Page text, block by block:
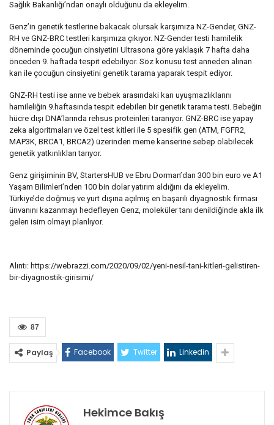
Sağlık Bakanlığı’ndan onaylı olduğunu da ekleyelim.
Genz’in genetik testlerine bakacak olursak karşımıza NZ-Gender, GNZ-
RH ve GNZ-BRC testleri karşımıza çıkıyor. NZ-Gender testi hamilelik
döneminde çocuğun cinsiyetini Ultrasona göre yaklaşık 7 hafta daha
önceden 9. haftada tespit edebiliyor. Söz konusu test anneden alınan
kan ile çocuğun cinsiyetini genetik tarama yaparak tespit ediyor.
GNZ-RH testi ise anne ve bebek arasındaki kan uyuşmazlıklarını
hamileliğin 9.haftasında tespit edebilen bir genetik tarama testi. Bebeğin
hücre dışı DNA’larında rehsus proteinleri taranıyor. GNZ-BRC ise yapay
zeka algoritmaları ve özel test kitleri ile 5 spesifik gen (ATM, FGFR2,
MAP3K, BRCA1, BRCA2) üzerinden meme kanserine sebep olabilecek
genetik yatkınlıkları tarıyor.
Genz girişiminin BV, StartersHUB ve Ebru Dorman’dan 300 bin euro ve A1
Yaşam Bilimleri’nden 100 bin dolar yatırım aldığını da ekleyelim.
Türkiye’de doğmuş ve yurt dışına açılmış en başarılı diyagnostik firması
ünvanını kazanmayı hedefleyen Genz, moleküler tanı denildiğinde akla ilk
gelen isim olmayı planlıyor.
Alıntı: https://webrazzi.com/2020/09/02/yeni-nesil-tani-kitleri-gelistiren-
bir-diyagnostik-girisimi/
87
Paylaş Facebook Twitter Linkedin
Hekimce Bakış